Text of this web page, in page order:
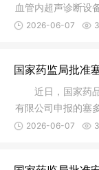
血管内超声诊断设
请。血管内
2026-06-07
国家药监局批准
近日，国家药品
有限公司申报的塞
治疗不适
2026-06-07